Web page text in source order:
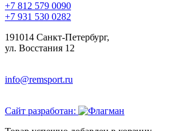
+7 812 579 0090
+7 931 530 0282
191014 Санкт-Петербург,
ул. Восстания 12
info@remsport.ru
Сайт разработан: